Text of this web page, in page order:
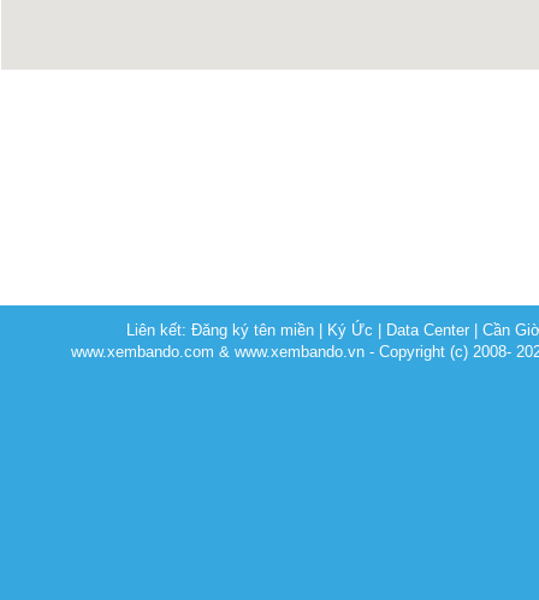
Liên kết:Đăng ký tên miền Ký Ức Data Center |Cần
www.xembando.com & www.xembando.vn - Copyright (c) 2008-